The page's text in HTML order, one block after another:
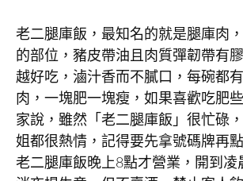
老二腿庫飯，最知名的就是腿庫肉
的部位，豬皮帶油且肉質彈韌帶有
越好吃，滷汁香而不膩口，每碗都
肉，一塊肥一塊瘦，如果喜歡吃肥
家說，雖然「老二腿庫飯」很忙碌
姐都很熱情，記得要先拿號碼牌再
老二腿庫飯晚上8點才營業，開到凌